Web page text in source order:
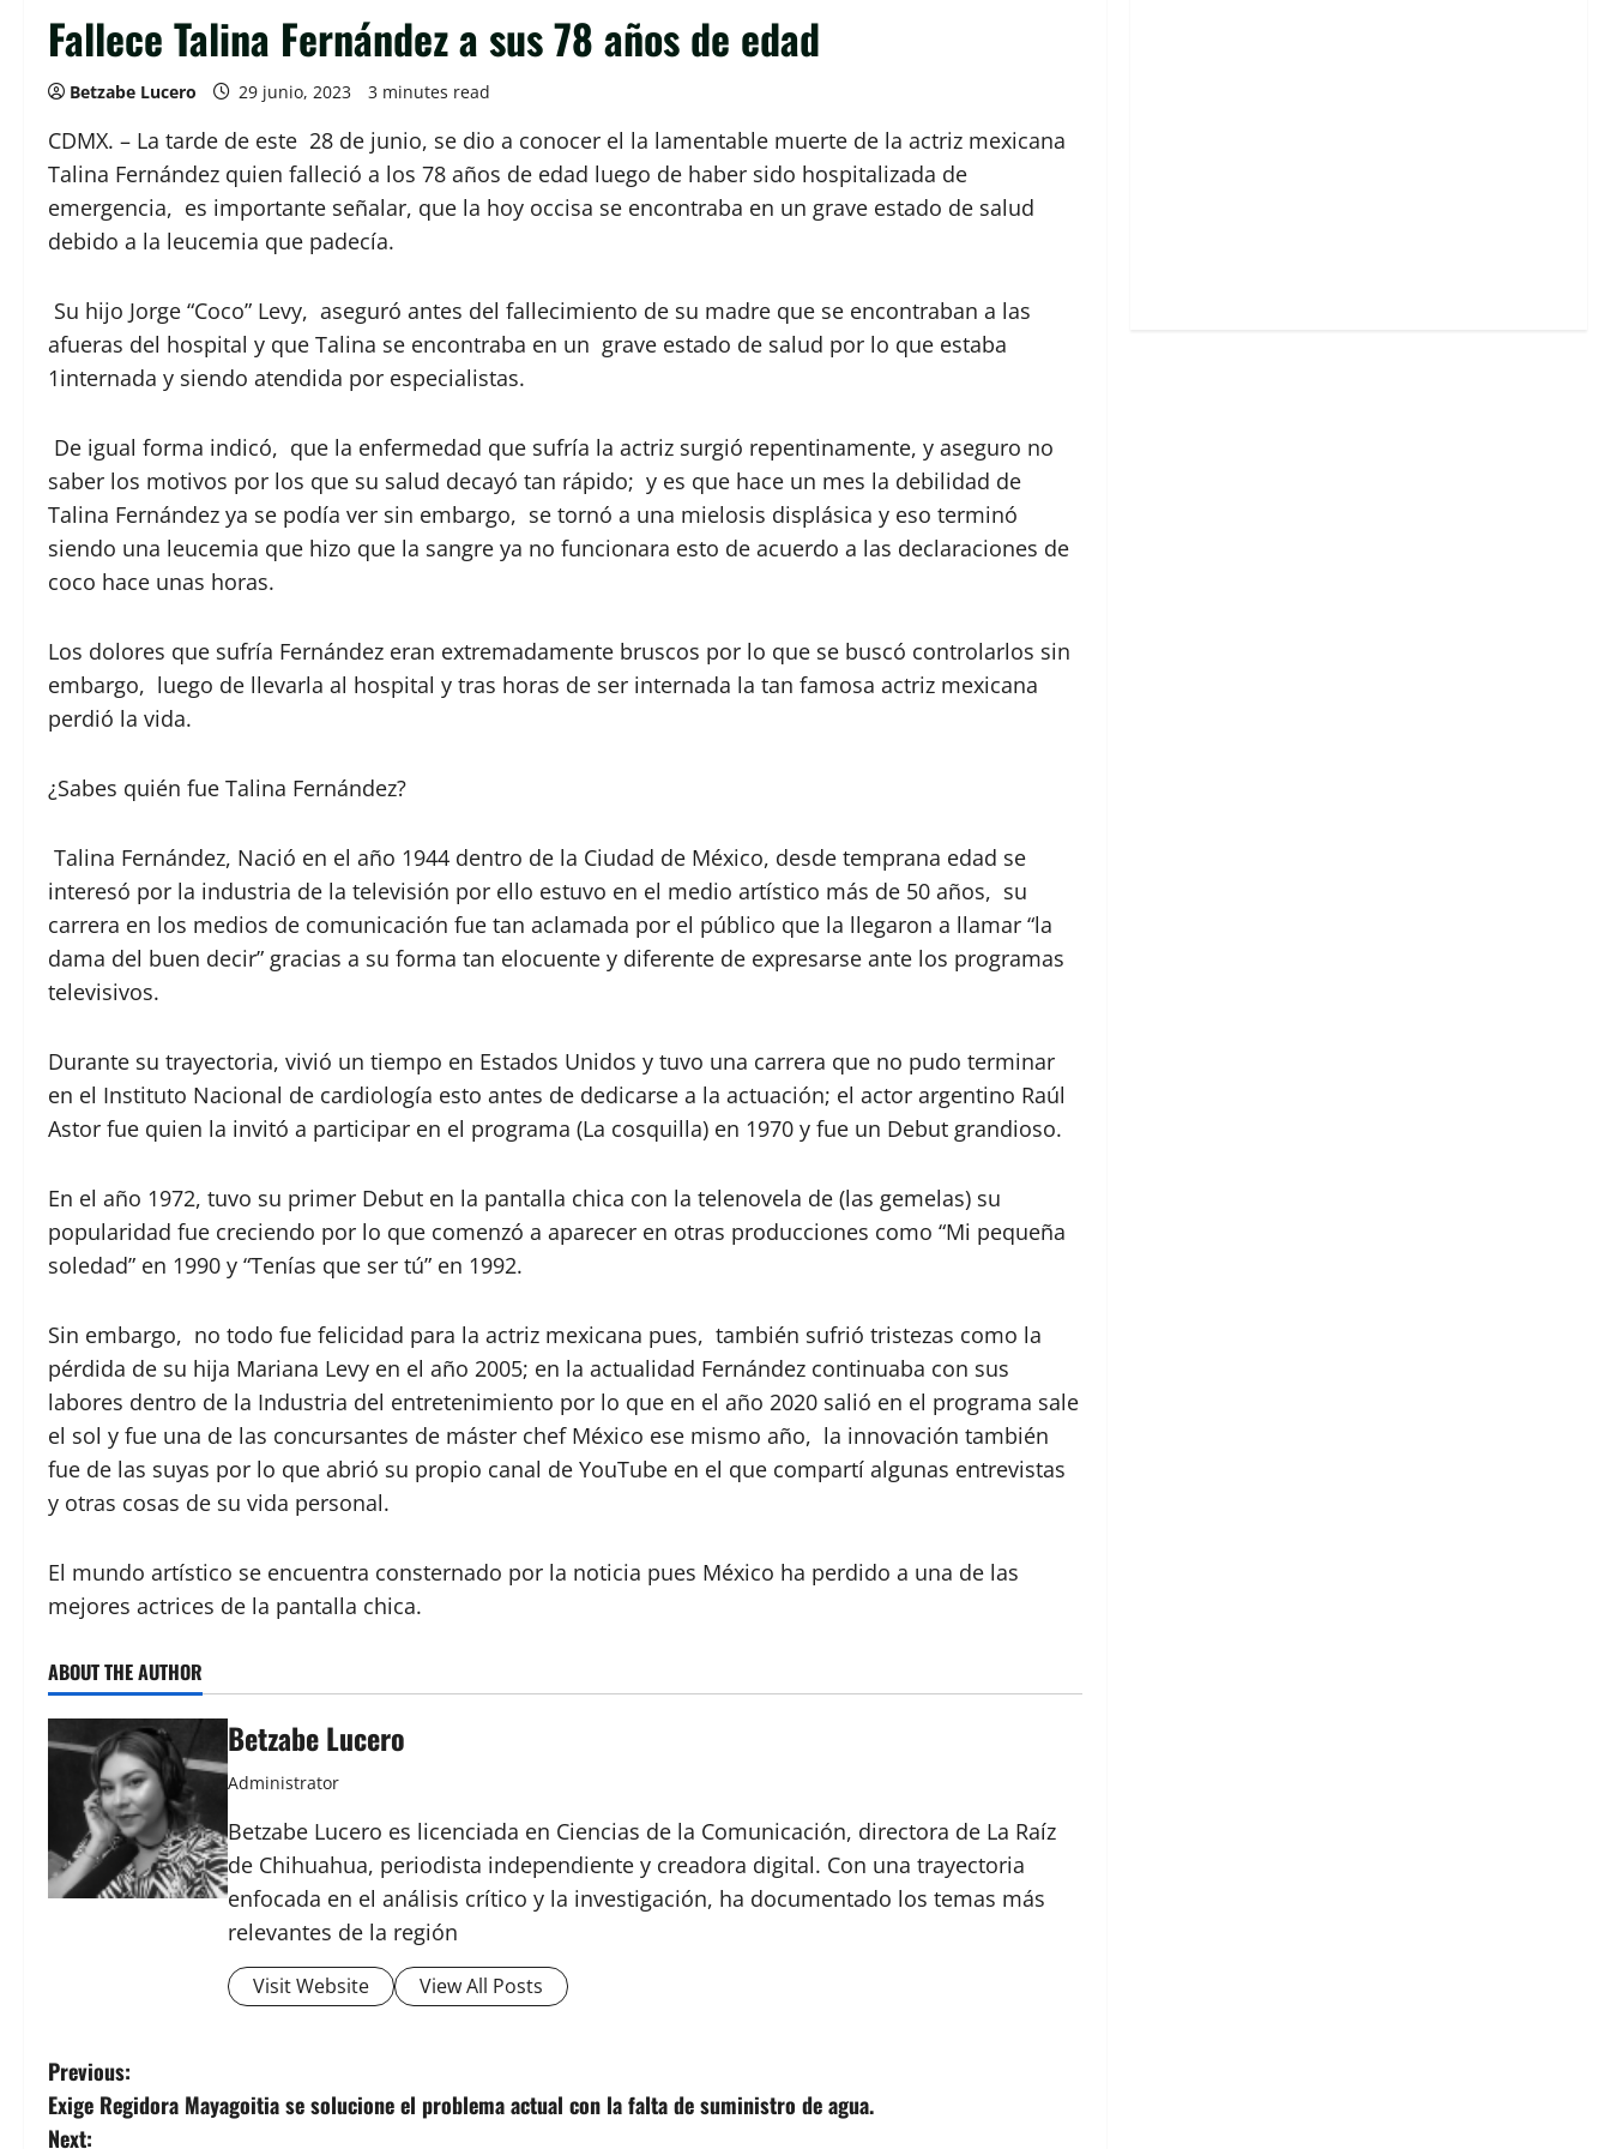
Fallece Talina Fernández a sus 78 años de edad
Betzabe Lucero 29 junio, 2023 3 minutes read
CDMX. – La tarde de este 28 de junio, se dio a conocer el la lamentable muerte de la actriz mexicana
Talina Fernández quien falleció a los 78 años de edad luego de haber sido hospitalizada de
emergencia, es importante señalar, que la hoy occisa se encontraba en un grave estado de salud
debido a la leucemia que padecía.
Su hijo Jorge “Coco” Levy, aseguró antes del fallecimiento de su madre que se encontraban a las
afueras del hospital y que Talina se encontraba en un grave estado de salud por lo que estaba
1internada y siendo atendida por especialistas.
De igual forma indicó, que la enfermedad que sufría la actriz surgió repentinamente, y aseguro no
saber los motivos por los que su salud decayó tan rápido; y es que hace un mes la debilidad de
Talina Fernández ya se podía ver sin embargo, se tornó a una mielosis displásica y eso terminó
siendo una leucemia que hizo que la sangre ya no funcionara esto de acuerdo a las declaraciones de
coco hace unas horas.
Los dolores que sufría Fernández eran extremadamente bruscos por lo que se buscó controlarlos sin
embargo, luego de llevarla al hospital y tras horas de ser internada la tan famosa actriz mexicana
perdió la vida.
¿Sabes quién fue Talina Fernández?
Talina Fernández, Nació en el año 1944 dentro de la Ciudad de México, desde temprana edad se
interesó por la industria de la televisión por ello estuvo en el medio artístico más de 50 años, su
carrera en los medios de comunicación fue tan aclamada por el público que la llegaron a llamar “la
dama del buen decir” gracias a su forma tan elocuente y diferente de expresarse ante los programas
televisivos.
Durante su trayectoria, vivió un tiempo en Estados Unidos y tuvo una carrera que no pudo terminar
en el Instituto Nacional de cardiología esto antes de dedicarse a la actuación; el actor argentino Raúl
Astor fue quien la invitó a participar en el programa (La cosquilla) en 1970 y fue un Debut grandioso.
En el año 1972, tuvo su primer Debut en la pantalla chica con la telenovela de (las gemelas) su
popularidad fue creciendo por lo que comenzó a aparecer en otras producciones como “Mi pequeña
soledad” en 1990 y “Tenías que ser tú” en 1992.
Sin embargo, no todo fue felicidad para la actriz mexicana pues, también sufrió tristezas como la
pérdida de su hija Mariana Levy en el año 2005; en la actualidad Fernández continuaba con sus
labores dentro de la Industria del entretenimiento por lo que en el año 2020 salió en el programa sale
el sol y fue una de las concursantes de máster chef México ese mismo año, la innovación también
fue de las suyas por lo que abrió su propio canal de YouTube en el que compartí algunas entrevistas
y otras cosas de su vida personal.
El mundo artístico se encuentra consternado por la noticia pues México ha perdido a una de las
mejores actrices de la pantalla chica.
ABOUT THE AUTHOR
Betzabe Lucero
Administrator
Betzabe Lucero es licenciada en Ciencias de la Comunicación, directora de La Raíz
de Chihuahua, periodista independiente y creadora digital. Con una trayectoria
enfocada en el análisis crítico y la investigación, ha documentado los temas más
relevantes de la región
Visit Website View All Posts
P
o
Previous:
Exige Regidora Mayagoitia se solucione el problema actual con la falta de suministro de agua.
Next: